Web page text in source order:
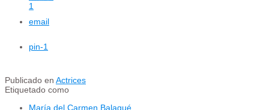
1
email
pin-1
Publicado en Actrices
Etiquetado como
María del Carmen Balagué